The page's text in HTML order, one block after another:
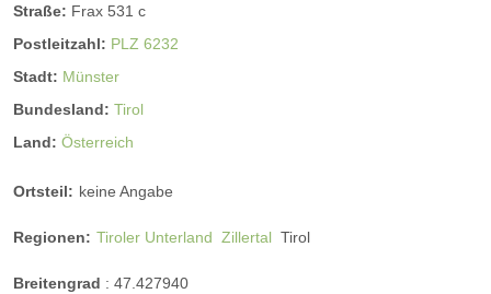
Straße: Frax 531 c
Postleitzahl: PLZ 6232
Stadt: Münster
Bundesland: Tirol
Land: Österreich
Ortsteil: keine Angabe
Regionen: Tiroler Unterland Zillertal Tirol
Breitengrad : 47.427940